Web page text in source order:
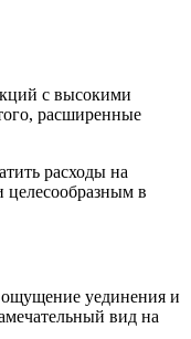
с высокими
расширенные
расходы на
целесообразным в
ощущение уединения и
вид на